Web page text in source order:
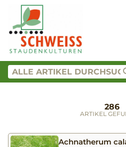
286
ARTIKEL
Achnatherum